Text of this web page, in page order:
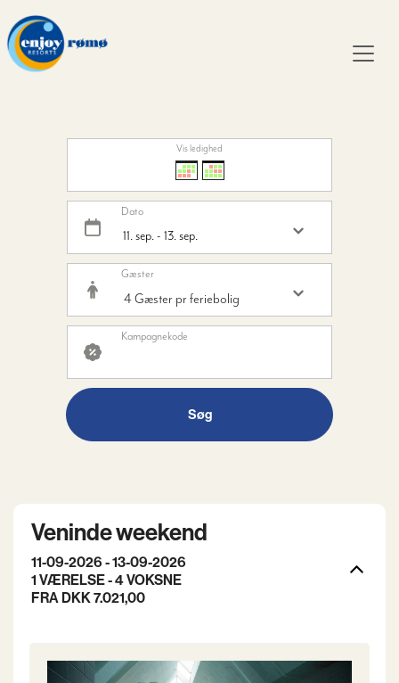
Vis ledighed
Dato
Gæster
Kampagnekode
Søg
Veninde weekend
11-09-2026 - 13-09-2026
1 VÆRELSE -4VOKSNE
FRA DKK 7.021,00